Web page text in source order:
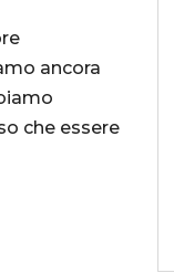
ancora
che essere